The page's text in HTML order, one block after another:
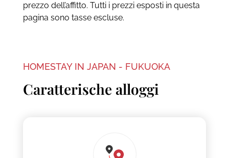
prezzo dell’affitto. Tutti i prezzi esposti in questa
pagina sono tasse escluse.
HOMESTAY IN JAPAN - FUKUOKA
Caratterische alloggi